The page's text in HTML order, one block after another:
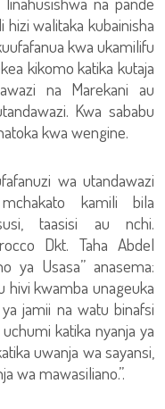
walitaka kubainisha
kwa ukamilifu
kikomo katika kutaja
na Marekani au
Kwa sababu
kwa wengine.
wa utandawazi
kamili bila
taasisi au nchi.
Dkt. Taha Abdel
ya Usasa” anasema:
hivi kwamba unageuka
jamii na watu binafsi
katika nyanja ya
uwanja wa sayansi,
wa mawasiliano.”.